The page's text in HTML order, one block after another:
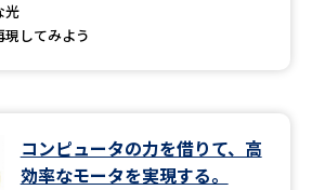
光
してみよう
コンピュータの力を借りて、高
効率なモータを実現する。